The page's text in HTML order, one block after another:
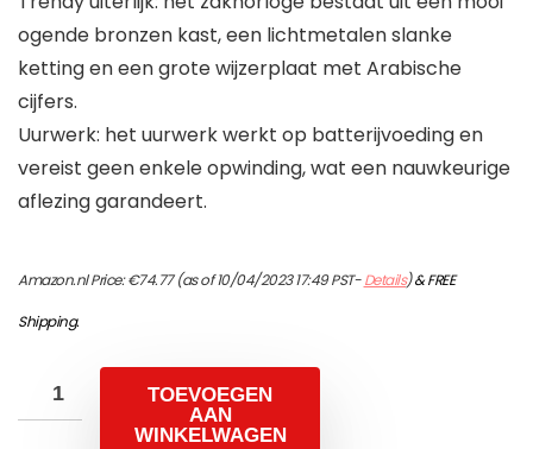
ogende bronzen kast, een lichtmetalen slanke
ketting en een grote wijzerplaat met Arabische
cijfers.
Uurwerk: het uurwerk werkt op batterijvoeding en
vereist geen enkele opwinding, wat een nauwkeurige
aflezing garandeert.
Amazon.nl Price:€74.77(as of 10/04/2023 17:49 PST-Details)&FREE
Shipping.
TOEVOEGEN
AAN
WINKELWAGEN